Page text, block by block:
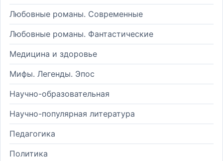
Любовные романы. Современные
Любовные романы. Фантастические
Медицина и здоровье
Мифы. Легенды. Эпос
Научно-образовательная
Научно-популярная литература
Педагогика
Политика